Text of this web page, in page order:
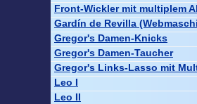
Front-Wickler mit multiplem
Gardín de Revilla
Gregor's Damen-Knicks
Gregor's Damen-Taucher
Gregor's Links-Lasso mit
Leo I
Leo II